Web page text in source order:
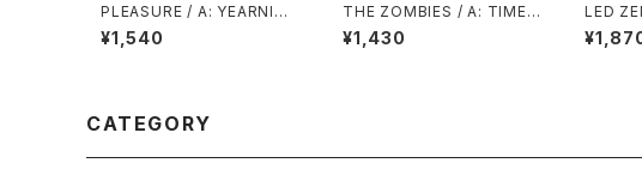
PLEASURE / A: YEARNIN’
BURNIN’ (STEREO) / B: Y
EARNIN’ BURNIN’ (MON
¥1,540
THE ZOMBIES / A: TIME
OF THE SEASON / B: FRIE
NDS OF MINE
¥1,430
LED
AND ROLL / B:
CKS
CATEGORY